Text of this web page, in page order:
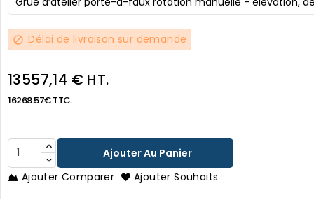
block Délai de livraison sur demande
13557,14 € HT.
16268.57€ TTC.
Ajouter Au Panier
Ajouter Comparer
Ajouter Souhaits